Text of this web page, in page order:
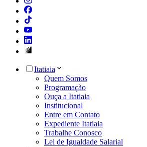
Itatiaia
Quem Somos
Programação
Ouça a Itatiaia
Institucional
Entre em Contato
Expediente Itatiaia
Trabalhe Conosco
Lei de Igualdade Salarial